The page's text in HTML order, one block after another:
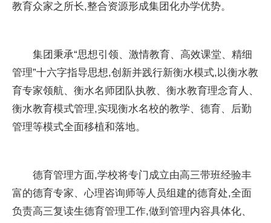
教育众家之所长,整合资源形成集团化办学优势。
集团秉承“思想引领、激情教育、高效课堂、精细
管理”十六字指导思想,创新并践行新衡水模式,以衡水教
育专家领航、衡水名师团队执教、衡水教育理念育人、
衡水教育模式管理,实现衡水名校的教学、德育、后勤
管理等模式全面移植和落地。
德育管理方面,学校将专门成立由高三带班经验丰
富的德育专家、心理咨询师等人员组建的德育处,全面
负责高三复读生德育管理工作,做到管理内容具体化、